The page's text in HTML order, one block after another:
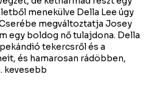
menekülve Della Lee úgy
megváltoztatja Josey
egy boldog nő tulajdona. Della
tekercsről és a
és hamarosan rádöbben,
kevesebb